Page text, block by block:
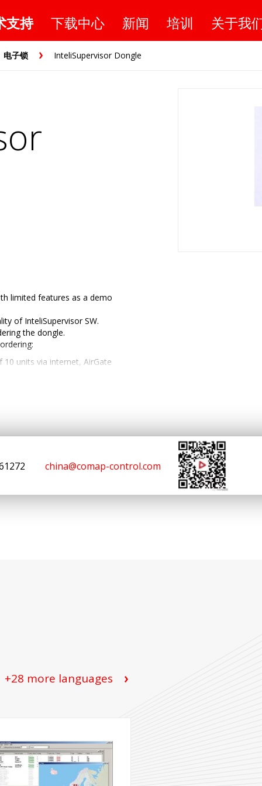
支持 下载中心 新闻 培训 关于我
电子锁 InteliSupervisor Dongle
limited features as a demo
of InteliSupervisor SW.
the dongle.
units via internet, AirGate
china@comap-control.com
+28 more languages